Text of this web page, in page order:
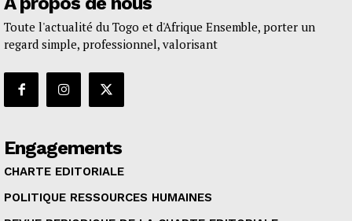
Toute l'actualité du Togo et d'Afrique Ensemble, porter un
regard simple, professionnel, valorisant
Engagements
CHARTE EDITORIALE
POLITIQUE RESSOURCES HUMAINES